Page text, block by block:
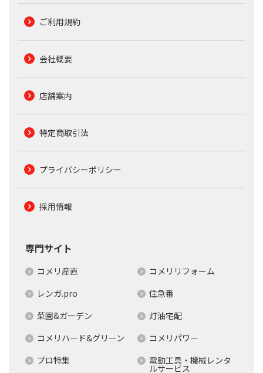
ご利用規約
会社概要
店舗案内
特定商取引法
プライバシーポリシー
採用情報
専門サイト
コメリ産直
コメリリフォーム
レンガ.pro
住急番
菜園&ガーデン
灯油宅配
コメリハード&グリーン
コメリパワー
プロ特集
電動工具・機械レンタ
ルサービス